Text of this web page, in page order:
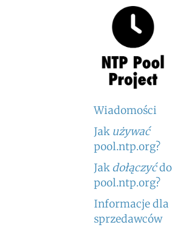
Wiadomości
Jak używać
pool.ntp.org?
Jakdołączyćdo
pool.ntp.org?
Informacje dla
sprzedawców